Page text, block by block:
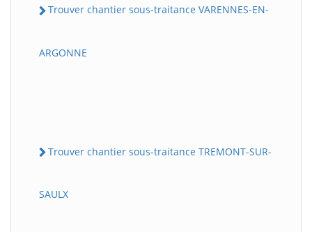
Trouver chantier sous-traitance VARENNES-EN-
ARGONNE
Trouver chantier sous-traitance TREMONT-SUR-
SAULX